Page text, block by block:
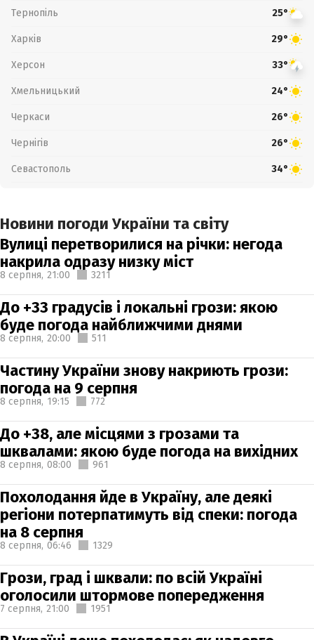
Тернопіль 25°
Харків 29°
Херсон 33°
Хмельницький 24°
Черкаси 26°
Чернігів 26°
Севастополь 34°
Новини погоди України та світу
Вулиці перетворилися на річки: негода
накрила одразу низку міст
8 серпня, 21:00 3211
До +33 градусів і локальні грози: якою
буде погода найближчими днями
8 серпня, 20:00 511
Частину України знову накриють грози:
погода на 9 серпня
8 серпня, 19:15 772
До +38, але місцями з грозами та
шквалами: якою буде погода на вихідних
8 серпня, 08:00 961
Похолодання йде в Україну, але деякі
регіони потерпатимуть від спеки: погода
на 8 серпня
8 серпня, 06:46 1329
Грози, град і шквали: по всій Україні
оголосили штормове попередження
7 серпня, 21:00 1951